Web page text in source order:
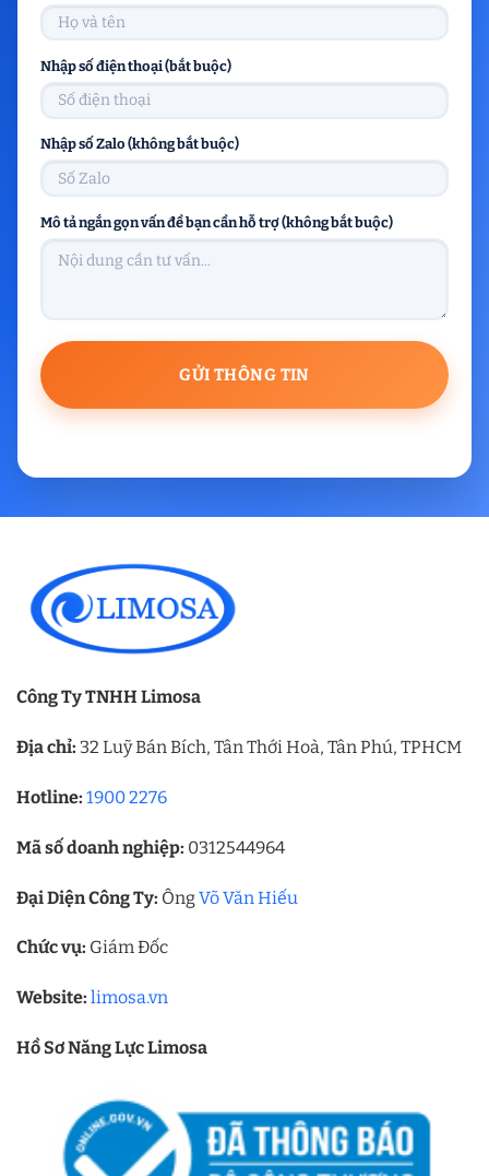
Nhập số điện thoại (bắt buộc)
Nhập số Zalo (không bắt buộc)
Mô tả ngắn gọn vấn đề bạn cần hỗ trợ (không bắt buộc)
Công Ty TNHH Limosa
Địa chỉ: 32 Luỹ Bán Bích, Tân Thới Hoà, Tân Phú, TPHCM
Hotline: 1900 2276
Mã số doanh nghiệp: 0312544964
Đại Diện Công Ty: ÔngVõ Văn Hiếu
Chức vụ: Giám Đốc
Website: limosa.vn
Hồ Sơ Năng Lực Limosa